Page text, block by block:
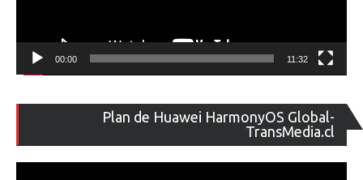
00:00 11:32
Plan de Huawei HarmonyOS Global-
TransMedia.cl
de